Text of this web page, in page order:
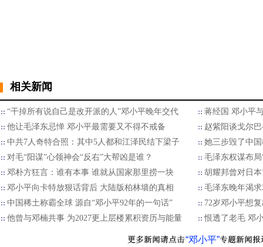
相关新闻
“干掉所有说自己是改开派的人”邓小平晚年交代
蒋经国 邓小平
他让毛泽东忌惮 邓小平最需要又不得不戒备
赵紫阳谈戈尔
中共7人奇特合照：其中5人都和江泽民结下梁子
她三步毁了中
对毛“阳谋”心领神会“反右”大帮凶是谁？
毛泽东权谋布
邓朴方狂言：谁有本事 谁就从国家那里捞一块
胡耀邦曾对日
邓小平向卡特放狠话背后 大陆版柏林墙的真相
毛泽东晚年渴
中国稀土称霸全球 源自“邓小平92年的一句话”
72岁邓小平想
他曾与邓楠共事 为2027更上层楼累积资历与能量
恨透了老毛 邓
“邓小平”